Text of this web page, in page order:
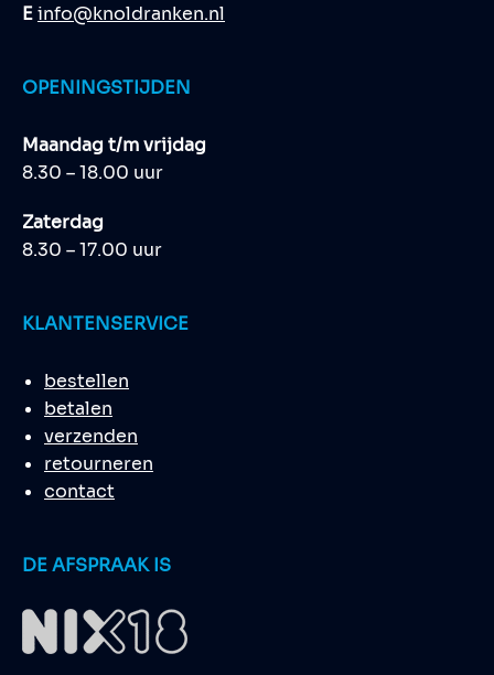
Einfo@knoldranken.nl
OPENINGSTIJDEN
Maandag t/m vrijdag
8.30 – 18.00 uur
Zaterdag
8.30 – 17.00 uur
KLANTENSERVICE
bestellen
betalen
verzenden
retourneren
contact
DE AFSPRAAK IS